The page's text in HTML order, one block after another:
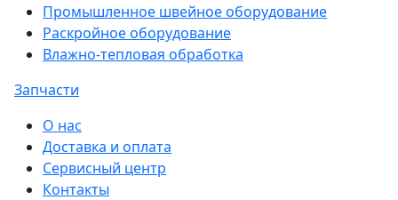
Промышленное швейное оборудование
Раскройное оборудование
Влажно-тепловая обработка
Запчасти
О нас
Доставка и оплата
Сервисный центр
Контакты